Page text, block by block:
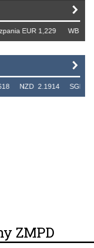
EUR 1,229 WB
2.1914 SGD
ZMPD